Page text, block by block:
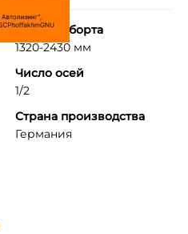
Ширина борта
1320-2430 мм
Число осей
1/2
Страна производства
Германия